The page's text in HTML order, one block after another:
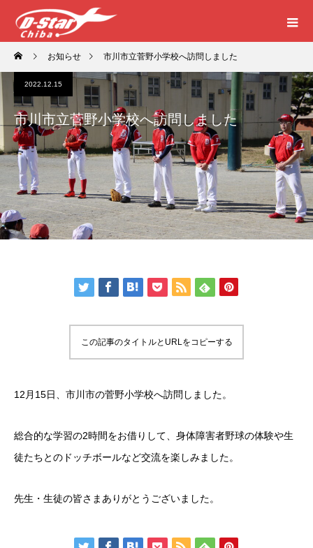
お知らせ 市川市立菅野小学校へ訪問しました
2022.12.15
市川市立菅野小学校へ訪問しました
この記事のタイトルとURLをコピーする
12月15日、市川市の菅野小学校へ訪問しました。
総合的な学習の2時間をお借りして、身体障害者野球の体験や生
徒たちとのドッチボールなど交流を楽しみました。
先生・生徒の皆さまありがとうございました。